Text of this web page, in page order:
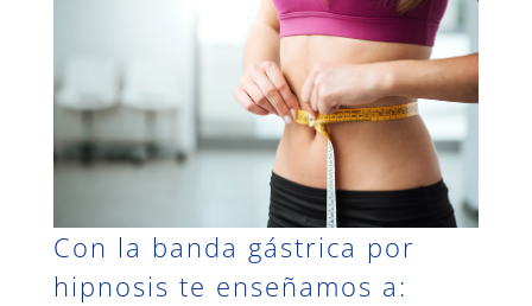
Con la banda gástrica por
hipnosis te enseñamos a: